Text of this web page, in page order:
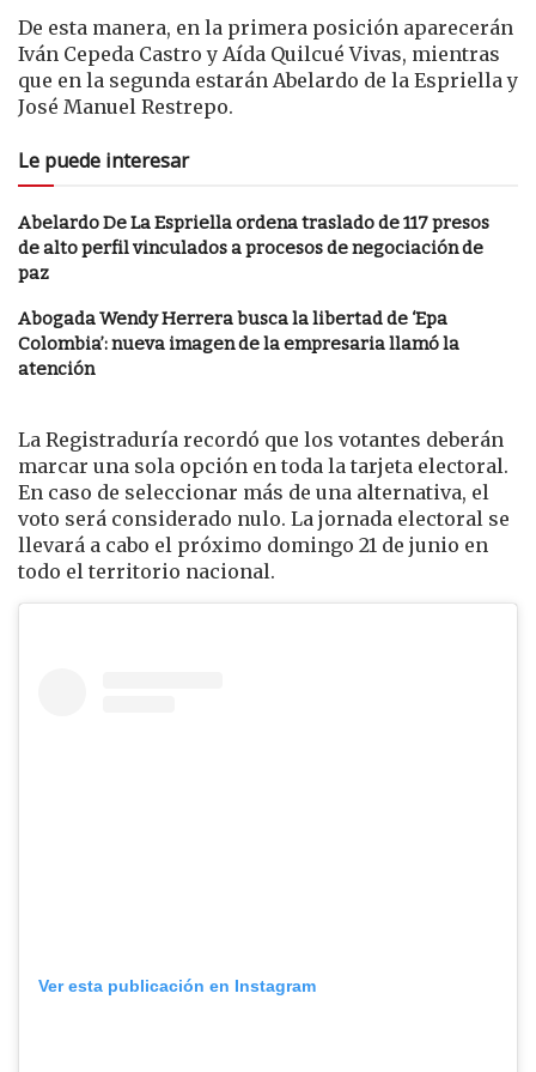
De esta manera, en la primera posición aparecerán
Iván Cepeda Castro y Aída Quilcué Vivas, mientras
que en la segunda estarán Abelardo de la Espriella y
José Manuel Restrepo.
Le puede interesar
Abelardo De La Espriella ordena traslado de 117 presos
de alto perfil vinculados a procesos de negociación de
paz
Abogada Wendy Herrera busca la libertad de ‘Epa
Colombia’: nueva imagen de la empresaria llamó la
atención
La Registraduría recordó que los votantes deberán
marcar una sola opción en toda la tarjeta electoral.
En caso de seleccionar más de una alternativa, el
voto será considerado nulo. La jornada electoral se
llevará a cabo el próximo domingo 21 de junio en
todo el territorio nacional.
Ver esta publicación en Instagram